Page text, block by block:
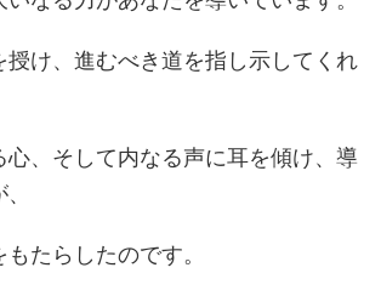
授け、進むべき道を指し示してくれ
心、そして内なる声に耳を傾け、導
たらしたのです。